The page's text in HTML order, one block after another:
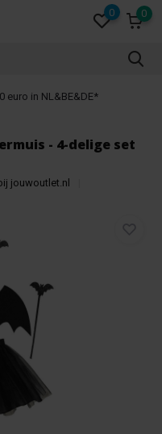
0 0
- 4-delige set
jouwoutlet.nl